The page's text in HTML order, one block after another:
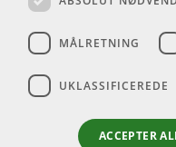
Som privatperson kan du ikke
købe på denne hjemmeside,
forhandlere.
info@emnordic.dk
MÅLRETNING
UKLASSIFICEREDE
ACCEPTER